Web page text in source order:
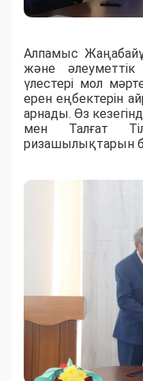
Алпамыс
және әлеуметтік
үлестері мол
ерен еңбектерін
арнады. Өз
мен Талғат
ризашылықтарын